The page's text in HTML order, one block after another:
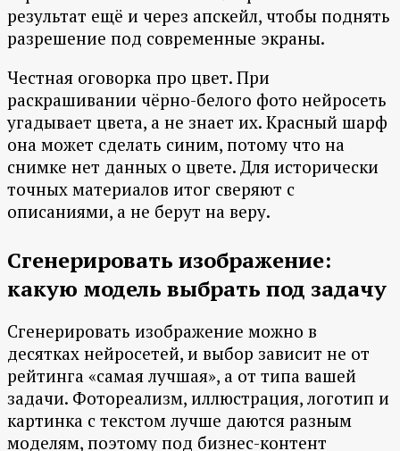
результат ещё и через апскейл, чтобы поднять
разрешение под современные экраны.
Честная оговорка про цвет. При
раскрашивании чёрно-белого фото нейросеть
угадывает цвета, а не знает их. Красный шарф
она может сделать синим, потому что на
снимке нет данных о цвете. Для исторически
точных материалов итог сверяют с
описаниями, а не берут на веру.
Сгенерировать изображение:
какую модель выбрать под задачу
Сгенерировать изображение можно в
десятках нейросетей, и выбор зависит не от
рейтинга «самая лучшая», а от типа вашей
задачи. Фотореализм, иллюстрация, логотип и
картинка с текстом лучше даются разным
моделям, поэтому под бизнес-контент